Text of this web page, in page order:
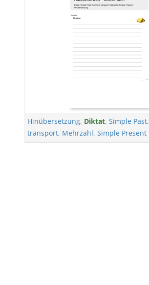
Hinübersetzung, Diktat, Simple Past,
transport, Mehrzahl, Simple Present